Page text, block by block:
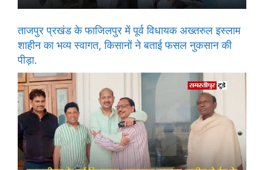
ताजपुर प्रखंड के फाजिलपुर में पूर्व विधायक अख्तरुल इस्लाम
शाहीन का भव्य स्वागत, किसानों ने बताई फसल नुकसान की
पीड़ा.